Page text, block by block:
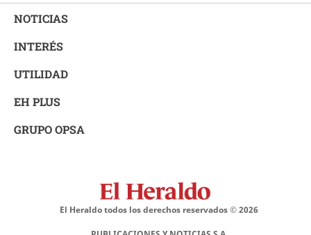
NOTICIAS
INTERÉS
UTILIDAD
EH PLUS
GRUPO OPSA
El Heraldo todos los derechos reservados ©2026